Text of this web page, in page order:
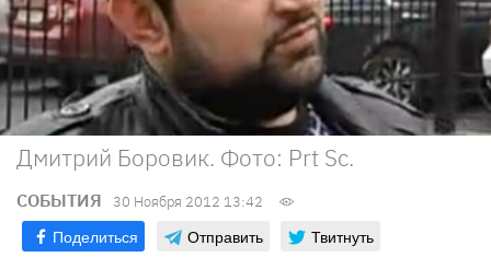
Дмитрий Боровик. Фото: Prt Sc.
СОБЫТИЯ 30 Ноября 2012 13:42
Поделиться Отправить Твитнуть